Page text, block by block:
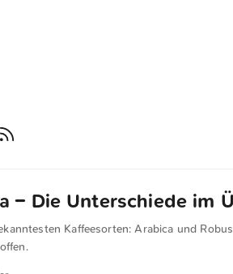
– Die Unterschiede im
Kaffeesorten: Arabica und